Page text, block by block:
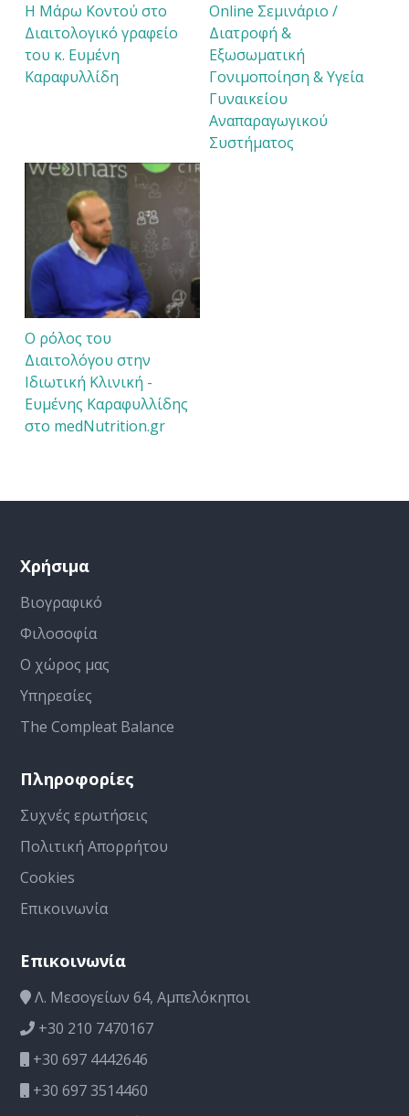
Η Μάρω Κοντού στο
Διαιτολογικό γραφείο
του κ. Ευμένη
Καραφυλλίδη
Online Σεμινάριο /
Διατροφή &
Εξωσωματική
Γονιμοποίηση & Υγεία
Γυναικείου
Αναπαραγωγικού
Συστήματος
Ο ρόλος του
Διαιτολόγου στην
Ιδιωτική Κλινική -
Ευμένης Καραφυλλίδης
στο medNutrition.gr
Χρήσιμα
Βιογραφικό
Φιλοσοφία
Ο χώρος μας
Υπηρεσίες
The Compleat Balance
Πληροφορίες
Συχνές ερωτήσεις
Πολιτική Απορρήτου
Cookies
Επικοινωνία
Επικοινωνία
Λ. Μεσογείων 64, Αμπελόκηποι
+30 210 7470167
+30 697 4442646
+30 697 3514460